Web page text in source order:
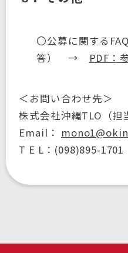
〇公募に関する
答） →
PDF：
＜お問い合わせ先＞
株式会社沖縄TLO（担
Email：
T E L：(098)895-